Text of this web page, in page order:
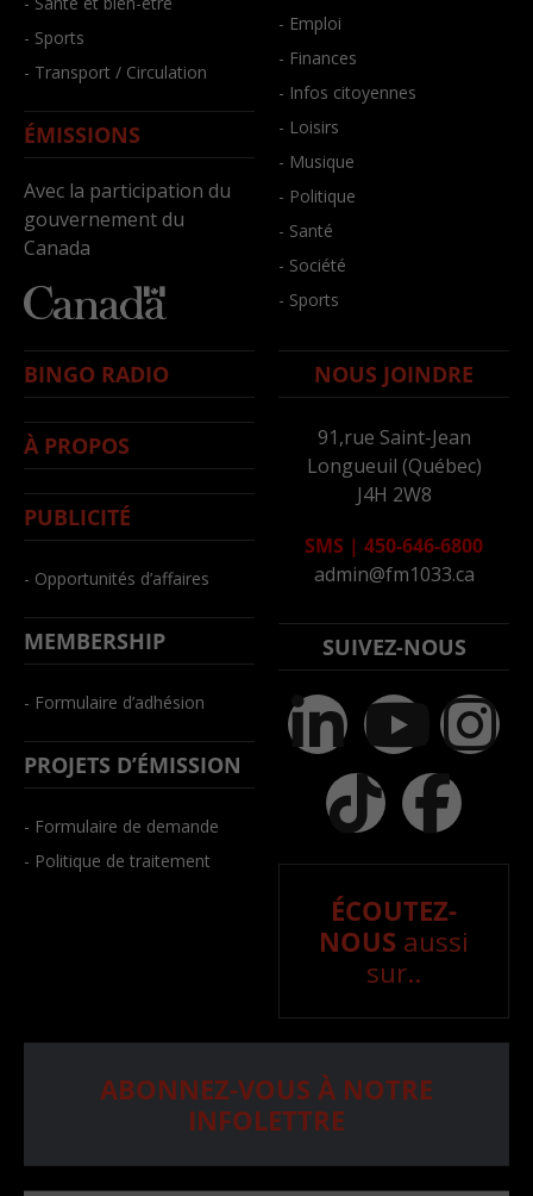
- Sports
- Transport / Circulation
ÉMISSIONS
Avec la participation du
gouvernement du
Canada
- Emploi
- Finances
- Infos citoyennes
- Loisirs
- Musique
- Politique
- Santé
- Société
- Sports
BINGO RADIO
À PROPOS
PUBLICITÉ
- Opportunités d’affaires
MEMBERSHIP
- Formulaire d’adhésion
PROJETS D’ÉMISSION
- Formulaire de demande
- Politique de traitement
NOUS JOINDRE
91,rue Saint-Jean
Longueuil (Québec)
J4H 2W8
SMS | 450-646-6800
admin@fm1033.ca
SUIVEZ-NOUS
ÉCOUTEZ-
NOUS aussi
sur..
ABONNEZ-VOUS À NOTRE
INFOLETTRE